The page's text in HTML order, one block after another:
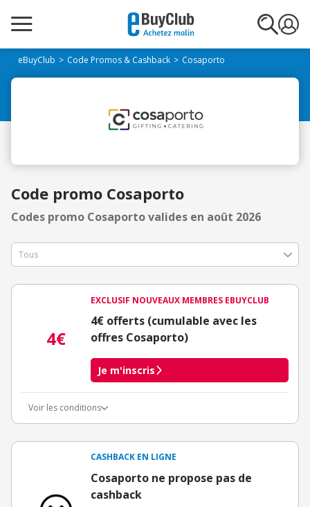
eBuyClub Code Promos & Cashback Cosaporto
Code promo Cosaporto
Codes promo Cosaporto valides en août 2026
4€
EXCLUSIF NOUVEAUX MEMBRES EBUYCLUB
4€ offerts (cumulable avec les
offres Cosaporto)
Je m'inscris
Voir les conditions
3€ de bienvenue crédités immédiatement + 1€ supplémentaire
Offre réservée à une toute première inscription chez eBuyClub.
CASHBACK EN LIGNE
Cosaporto ne propose pas de
cashback